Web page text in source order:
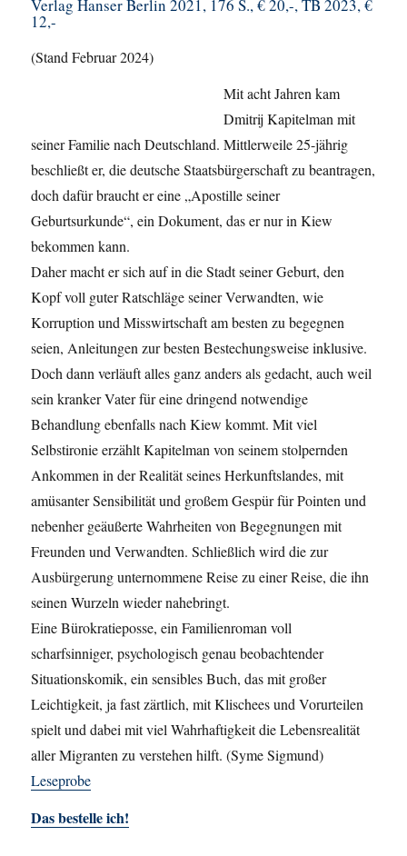
Verlag Hanser Berlin 2021, 176 S., € 20,-, TB 2023, €
12,-
(Stand Februar 2024)
Mit acht Jahren kam
Dmitrij Kapitelman mit
seiner Familie nach Deutschland. Mittlerweile 25-jährig
beschließt er, die deutsche Staatsbürgerschaft zu beantragen,
doch dafür braucht er eine „Apostille seiner
Geburtsurkunde“, ein Dokument, das er nur in Kiew
bekommen kann.
Daher macht er sich auf in die Stadt seiner Geburt, den
Kopf voll guter Ratschläge seiner Verwandten, wie
Korruption und Misswirtschaft am besten zu begegnen
seien, Anleitungen zur besten Bestechungsweise inklusive.
Doch dann verläuft alles ganz anders als gedacht, auch weil
sein kranker Vater für eine dringend notwendige
Behandlung ebenfalls nach Kiew kommt. Mit viel
Selbstironie erzählt Kapitelman von seinem stolpernden
Ankommen in der Realität seines Herkunftslandes, mit
amüsanter Sensibilität und großem Gespür für Pointen und
nebenher geäußerte Wahrheiten von Begegnungen mit
Freunden und Verwandten. Schließlich wird die zur
Ausbürgerung unternommene Reise zu einer Reise, die ihn
seinen Wurzeln wieder nahebringt.
Eine Bürokratieposse, ein Familienroman voll
scharfsinniger, psychologisch genau beobachtender
Situationskomik, ein sensibles Buch, das mit großer
Leichtigkeit, ja fast zärtlich, mit Klischees und Vorurteilen
spielt und dabei mit viel Wahrhaftigkeit die Lebensrealität
aller Migranten zu verstehen hilft. (Syme Sigmund)
Leseprobe
Das bestelle ich!